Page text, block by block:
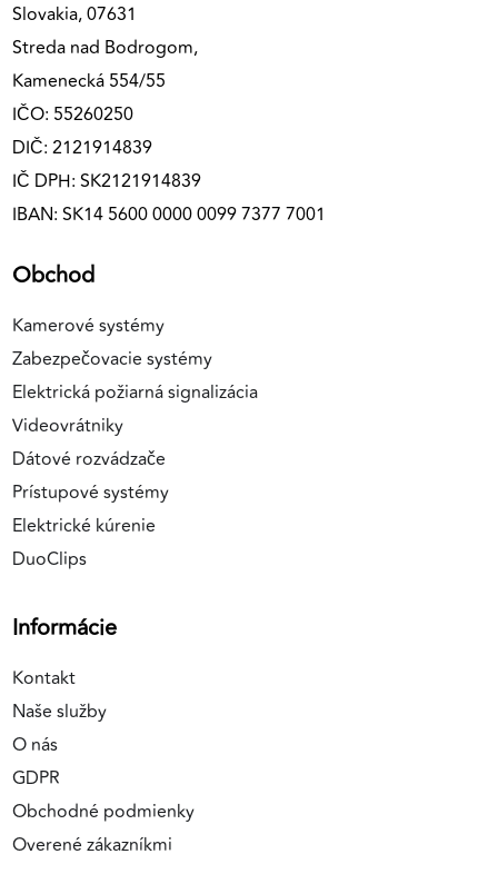
Slovakia, 07631
Streda nad Bodrogom,
Kamenecká 554/55
IČO: 55260250
DIČ: 2121914839
IČ DPH: SK2121914839
IBAN: SK14 5600 0000 0099 7377 7001
Obchod
Kamerové systémy
Zabezpečovacie systémy
Elektrická požiarná signalizácia
Videovrátniky
Dátové rozvádzače
Prístupové systémy
Elektrické kúrenie
DuoClips
Informácie
Kontakt
Naše služby
O nás
GDPR
Obchodné podmienky
Overené zákazníkmi